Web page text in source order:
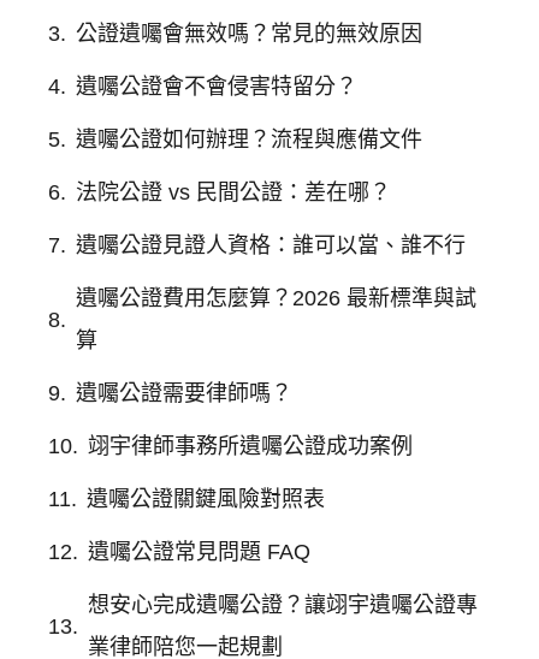
公證遺囑會無效嗎？常見的無效原因
遺囑公證會不會侵害特留分？
遺囑公證如何辦理？流程與應備文件
法院公證 vs 民間公證：差在哪？
遺囑公證見證人資格：誰可以當、誰不行
遺囑公證費用怎麼算？2026 最新標準與試
算
遺囑公證需要律師嗎？
翊宇律師事務所遺囑公證成功案例
遺囑公證關鍵風險對照表
遺囑公證常見問題 FAQ
想安心完成遺囑公證？讓翊宇遺囑公證專
業律師陪您一起規劃